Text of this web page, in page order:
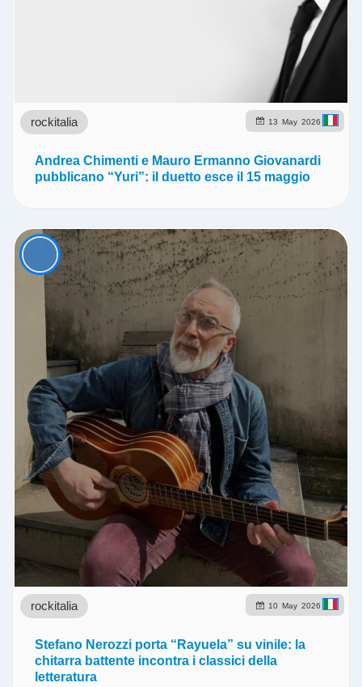
13 May 2026
rockitalia
Andrea Chimenti e Mauro Ermanno Giovanardi
pubblicano “Yuri”: il duetto esce il 15 maggio
10 May 2026
rockitalia
Stefano Nerozzi porta “Rayuela” su vinile: la
chitarra battente incontra i classici della
letteratura